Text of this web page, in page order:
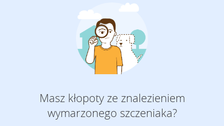
Masz kłopoty ze znalezieniem
wymarzonego szczeniaka?